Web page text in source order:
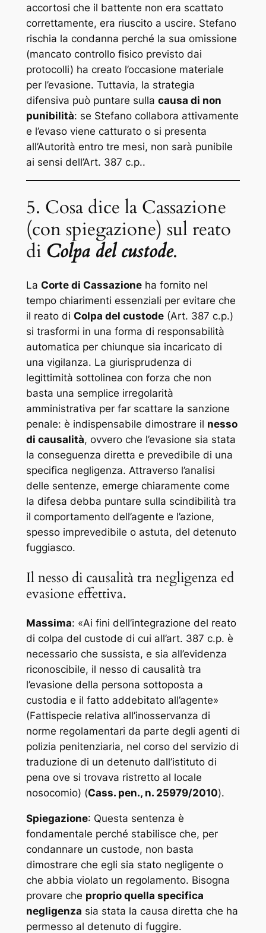
accortosi che il battente non era scattato
correttamente, era riuscito a uscire. Stefano
rischia la condanna perché la sua omissione
(mancato controllo fisico previsto dai
protocolli) ha creato l’occasione materiale
per l’evasione. Tuttavia, la strategia
difensiva può puntare sulla causa di non
punibilità: se Stefano collabora attivamente
e l’evaso viene catturato o si presenta
all’Autorità entro tre mesi, non sarà punibile
ai sensi dell’Art. 387 c.p..
5. Cosa dice la Cassazione
(con spiegazione) sul reato
di Colpa del custode.
La Corte di Cassazioneha fornito nel
tempo chiarimenti essenziali per evitare che
il reato di Colpa del custode(Art. 387 c.p.)
si trasformi in una forma di responsabilità
automatica per chiunque sia incaricato di
una vigilanza. La giurisprudenza di
legittimità sottolinea con forza che non
basta una semplice irregolarità
amministrativa per far scattare la sanzione
penale: è indispensabile dimostrare il nesso
di causalità, ovvero che l’evasione sia stata
la conseguenza diretta e prevedibile di una
specifica negligenza. Attraverso l’analisi
delle sentenze, emerge chiaramente come
la difesa debba puntare sulla scindibilità tra
il comportamento dell’agente e l’azione,
spesso imprevedibile o astuta, del detenuto
fuggiasco.
Il nesso di causalità tra negligenza ed
evasione effettiva.
Massima: «Ai fini dell’integrazione del reato
di colpa del custode di cui all’art. 387 c.p. è
necessario che sussista, e sia all’evidenza
riconoscibile, il nesso di causalità tra
l’evasione della persona sottoposta a
custodia e il fatto addebitato all’agente»
(Fattispecie relativa all’inosservanza di
norme regolamentari da parte degli agenti di
polizia penitenziaria, nel corso del servizio di
traduzione di un detenuto dall’istituto di
pena ove si trovava ristretto al locale
nosocomio) (Cass. pen., n. 25979/2010).
Spiegazione: Questa sentenza è
fondamentale perché stabilisce che, per
condannare un custode, non basta
dimostrare che egli sia stato negligente o
che abbia violato un regolamento. Bisogna
provare che proprio quella specifica
negligenza sia stata la causa diretta che ha
permesso al detenuto di fuggire.